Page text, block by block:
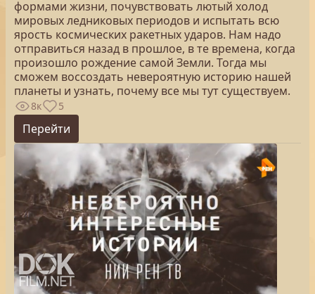
формами жизни, почувствовать лютый холод
мировых ледниковых периодов и испытать всю
ярость космических ракетных ударов. Нам надо
отправиться назад в прошлое, в те времена, когда
произошло рождение самой Земли. Тогда мы
сможем воссоздать невероятную историю нашей
планеты и узнать, почему все мы тут существуем.
8к 5
Перейти